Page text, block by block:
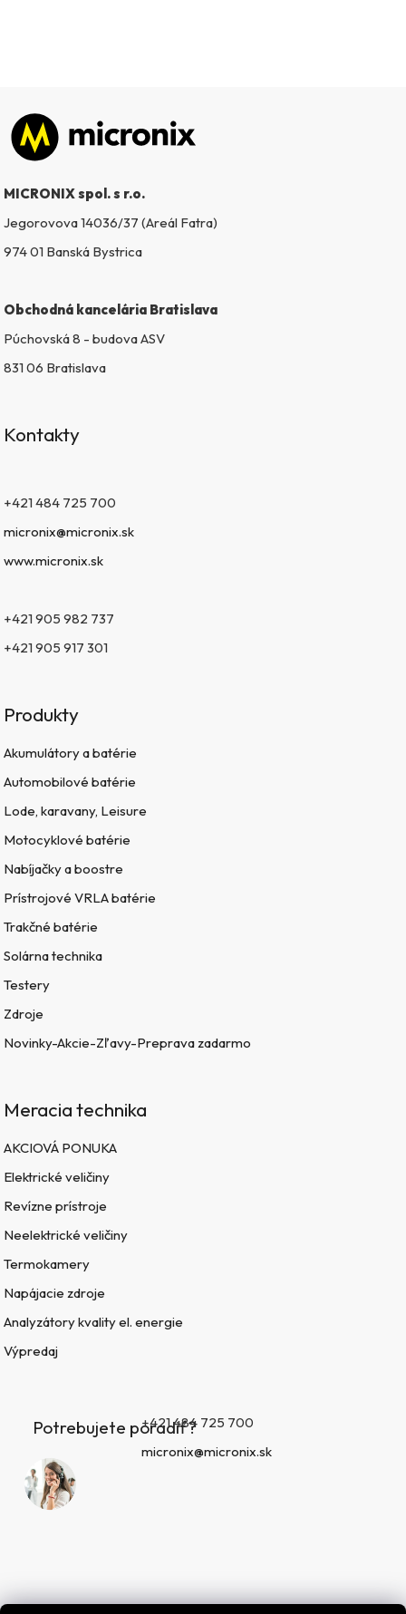
Zápätie
MICRONIX spol. s r.o.
Jegorovova 14036/37 (Areál Fatra)
974 01 Banská Bystrica
Obchodná kancelária Bratislava
Púchovská 8 - budova ASV
831 06 Bratislava
Kontakty
+421 484 725 700
micronix@micronix.sk
www.micronix.sk
+421 905 982 737
+421 905 917 301
Produkty
Akumulátory a batérie
Automobilové batérie
Lode, karavany, Leisure
Motocyklové batérie
Nabíjačky a boostre
Prístrojové VRLA batérie
Trakčné batérie
Solárna technika
Testery
Zdroje
Novinky-Akcie-Zľavy-Preprava zadarmo
Meracia technika
AKCIOVÁ PONUKA
Elektrické veličiny
Revízne prístroje
Neelektrické veličiny
Termokamery
Napájacie zdroje
Analyzátory kvality el. energie
Výpredaj
Potrebujete poradiť?+421 484 725 700
micronix@micronix.sk